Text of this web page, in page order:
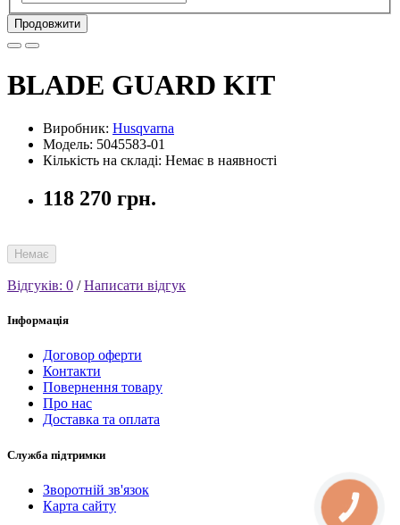
Продовжити
BLADE GUARD KIT
Виробник: Husqvarna
Модель: 5045583-01
Кількість на складі: Немає в наявності
118 270 грн.
Немає
Відгуків: 0 /Написати відгук
Інформація
Договор оферти
Контакти
Повернення товару
Про нас
Доставка та оплата
Служба підтримки
Зворотній зв'язок
Карта сайту
КНОПКА
СВЯЗИ